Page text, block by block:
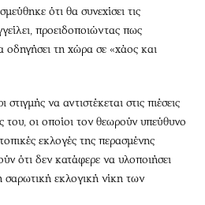
Uncut
Προσφορές
Προσωπικότητες στην ''Κ''
ότι θα συνεχίσει τις
προειδοποιώντας πως
οδηγήσει τη χώρα σε «χάος και
να αντιστέκεται στις πιέσεις
οι οποίοι τον θεωρούν υπεύθυνο
εκλογές της περασμένης
ότι δεν κατάφερε να υλοποιήσει
σαρωτική εκλογική νίκη των